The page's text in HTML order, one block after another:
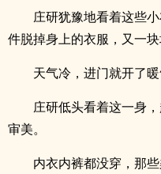
庄研犹豫地看着这些
件脱掉身上的衣服，又一块
天气冷，进门就开了
庄研低头看着这一身
审美。
内衣内裤都没穿，那